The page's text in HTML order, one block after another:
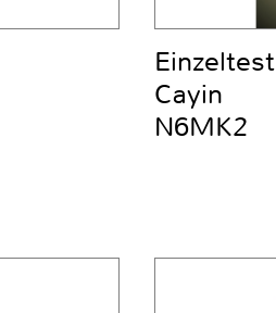
Einzeltest
Cayin
N6MK2